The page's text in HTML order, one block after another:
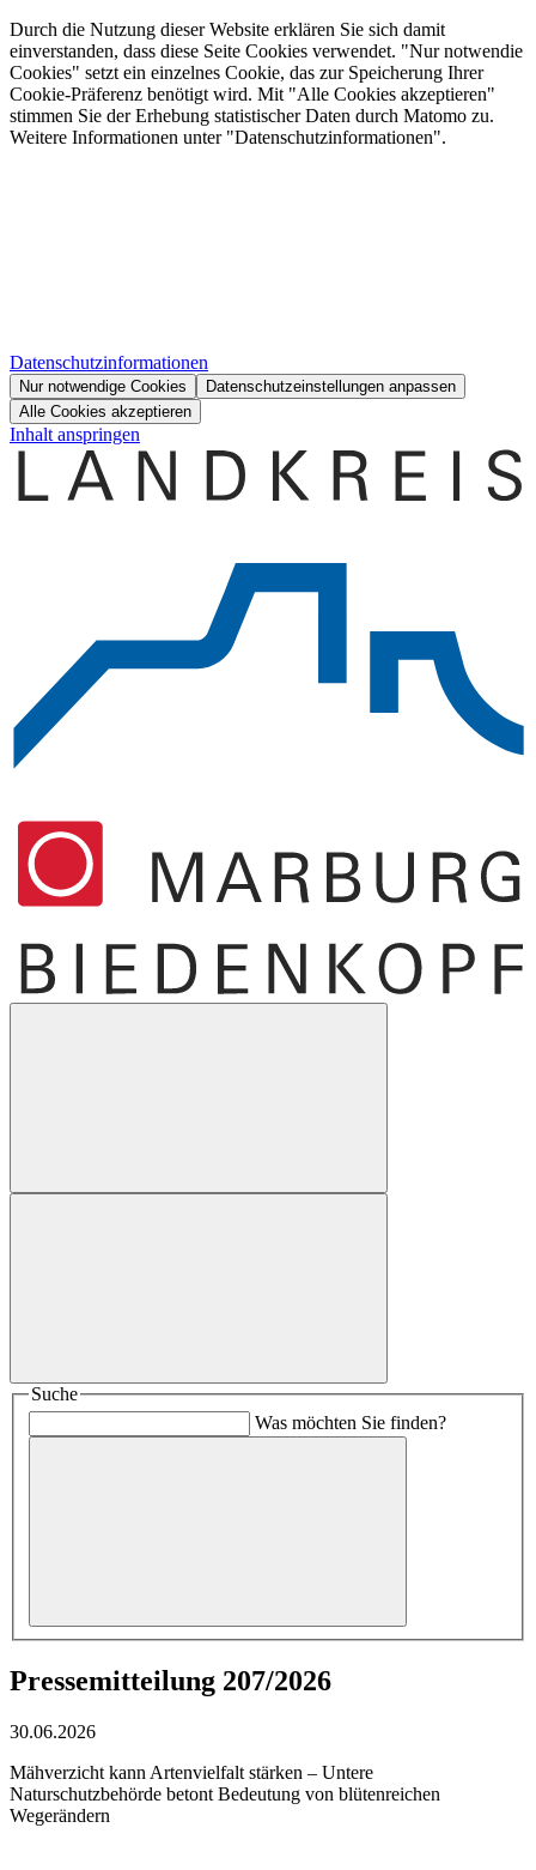
Durch die Nutzung dieser Website erklären Sie sich damit
einverstanden, dass diese Seite Cookies verwendet. "Nur notwendie
Cookies" setzt ein einzelnes Cookie, das zur Speicherung Ihrer
Cookie-Präferenz benötigt wird. Mit "Alle Cookies akzeptieren"
stimmen Sie der Erhebung statistischer Daten durch Matomo zu.
Weitere Informationen unter "Datenschutzinformationen".
Datenschutzinformationen
Nur notwendige Cookies
Datenschutzeinstellungen anpassen
Alle Cookies akzeptieren
Inhalt anspringen
Suche
Was möchten Sie finden?
Pressemitteilung 207/2026
30.06.2026
Mähverzicht kann Artenvielfalt stärken – Untere
Naturschutzbehörde betont Bedeutung von blütenreichen
Wegerändern